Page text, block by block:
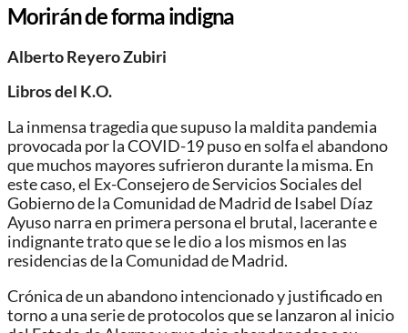
Morirán de forma indigna
Alberto Reyero Zubiri
Libros del K.O.
La inmensa tragedia que supuso la maldita pandemia
provocada por la COVID-19 puso en solfa el abandono
que muchos mayores sufrieron durante la misma. En
este caso, el Ex-Consejero de Servicios Sociales del
Gobierno de la Comunidad de Madrid de Isabel Díaz
Ayuso narra en primera persona el brutal, lacerante e
indignante trato que se le dio a los mismos en las
residencias de la Comunidad de Madrid.
Crónica de un abandono intencionado y justificado en
torno a una serie de protocolos que se lanzaron al inicio